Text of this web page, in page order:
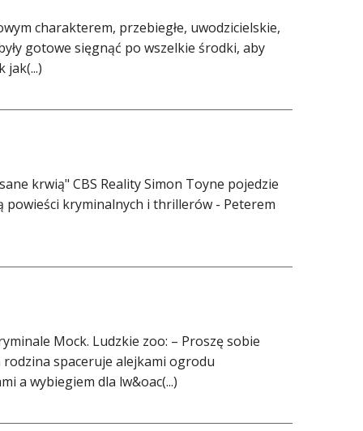
charakterem, przebiegłe, uwodzicielskie,
gotowe sięgnąć po wszelkie środki, aby
jak(...)
krwią" CBS Reality Simon Toyne pojedzie
powieści kryminalnych i thrillerów - Peterem
Mock. Ludzkie zoo: – Proszę sobie
spaceruje alejkami ogrodu
a wybiegiem dla lw&oac(...)